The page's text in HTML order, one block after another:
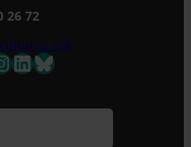
26 72
LinkedIn
Bluesky